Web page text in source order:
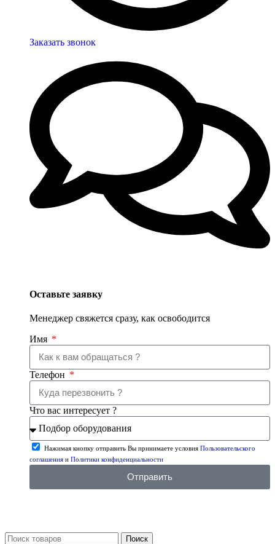
Заказать звонок
Оставьте заявку
Менеджер свяжется сразу, как освободится
Имя
Телефон
Что вас интересует ?
Нажимая кнопку отправить Вы принимаете условия Пользовательского
соглашения и Политики конфиденциальности
Отправить
Поиск